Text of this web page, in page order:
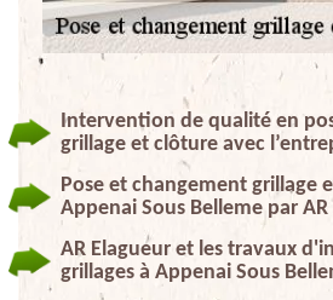
Intervention de qualité en
grillage et clôture avec
Pose et changement grillage
Appenai Sous Belleme par
AR Elagueur et les travaux
grillages à Appenai Sous